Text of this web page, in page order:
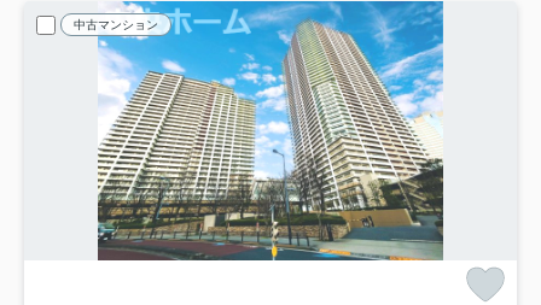
中古マンション